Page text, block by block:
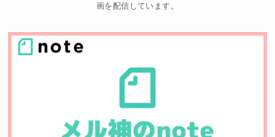
画を配信しています。